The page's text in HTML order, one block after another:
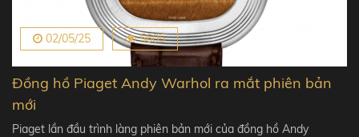
02/05/25 5605
Đồng hồ Piaget Andy Warhol ra mắt phiên bản
mới
Piaget lần đầu trình làng phiên bản mới của đồng hồ Andy